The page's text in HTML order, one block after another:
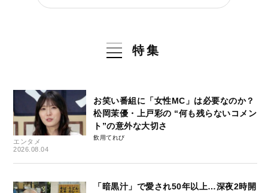
特集
エンタメ
2026.08.04
お笑い番組に「女性MC」は必要なのか？
松岡茉優・上戸彩の “何も残らないコメン
ト”の意外な大切さ
飲用てれび
「暗黒汁」で愛され50年以上…深夜2時開